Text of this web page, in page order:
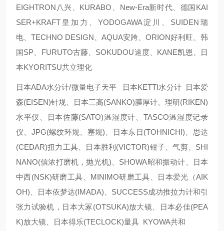
EIGHTRON八兴、KURABO、New-Era新时代、德国KAI
SER+KRAFT皇加力、YODOGAWA淀川、SUIDEN瑞
电、TECHNO DESIGN、AQUA安跨、ORION好利旺、韩
国SP、FURUTO古藤、SOKUDOU速度、KANE凯恩、日
本KYORITSU共立理化
日本ADA水分计/微量电子天平 日本KETTI水分计 日本爱
森(EISEN)针规、日本三高(SANKO)膜厚计、理研(RIKEN)
水平仪、日本佐藤(SATO)温湿度计、TASCO温湿度记录
仪、JPG(螺纹环规、塞规)、日本东日(TOHNICHI)、思达
(CEDAR)扭力工具、日本胜利(VICTOR)钳子、气剪、SHI
NANO(信浓打磨机，抛光机)、SHOWA昭和振动计、日本
中西(NSK)研磨工具、MINIMO研磨工具、日本爱光（AIK
OH)、日本依梦达(IMADA)、SUCCESS成功推拉力计和引
张力试验机，日本大冢(OTSUKA)放大镜、日本必佳(PEA
K)放大镜、日本得乐(TECLOCK)量具 KYOWA共和